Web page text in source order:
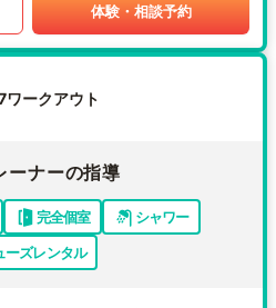
体験・相談予約
ークアウト
ーナーの指導
完全個室
シャワー
ーズレンタル